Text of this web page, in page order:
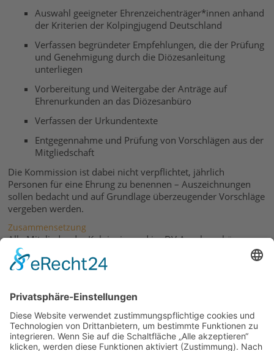
Auswahl geeigneter Ehrenzeichenträger*innen anhand
der Kriterien der Kolpingjugend Deutschland
Verfassen begründeter Empfehlungen, die der Prüfung
und Genehmigung durch die Diözesanleitung
unterliegen
Vorbereitung und Weitergabe der Anträge auf
Ehrenurkunden an das Diözesanbüro
Verfassen der Urkundentexte
Entgegennahme und Prüfung von Vorschlägen aus der
Mitgliedschaft
Die Kommission ist dabei nicht verpflichtet, jährlich
Personen für eine Ehrung zu benennen – Auszeichnungen
sollen bedacht und auf Grundlage überzeugender Vorschläge
vergeben werden.
Zusammensetzung
Alle Mitglieder der Kolpingjugend im DV Augsburg können
Vorschläge für die Besetzung der Kommission bei der
Diözesanleitung einreichen. Diese prüft und beruft die
Diözesankonferenz bekannt gegeben.
Vorschläge einreichen